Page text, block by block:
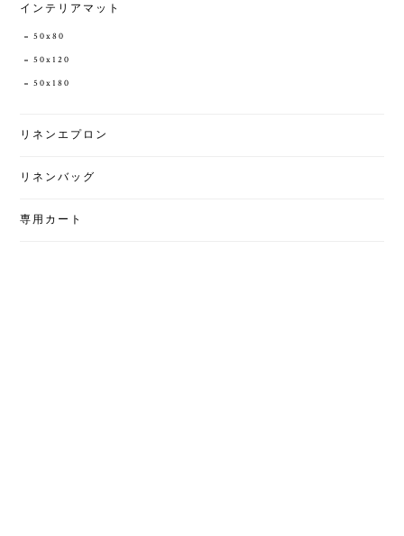
インテリアマット
50x80
50x120
50x180
リネンエプロン
リネンバッグ
専用カート